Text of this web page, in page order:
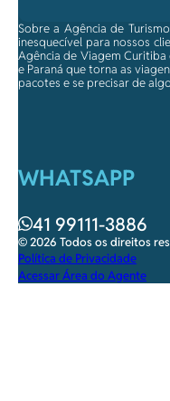
Sobre a Agência de
inesquecível para nossos
Agência de Viagem
e Paraná que torna as
pacotes e se precisar de
WHATSAPP
41 99111-3886
© 2026 Todos os direitos
Política de Privacidade
Acessar Área do Agente